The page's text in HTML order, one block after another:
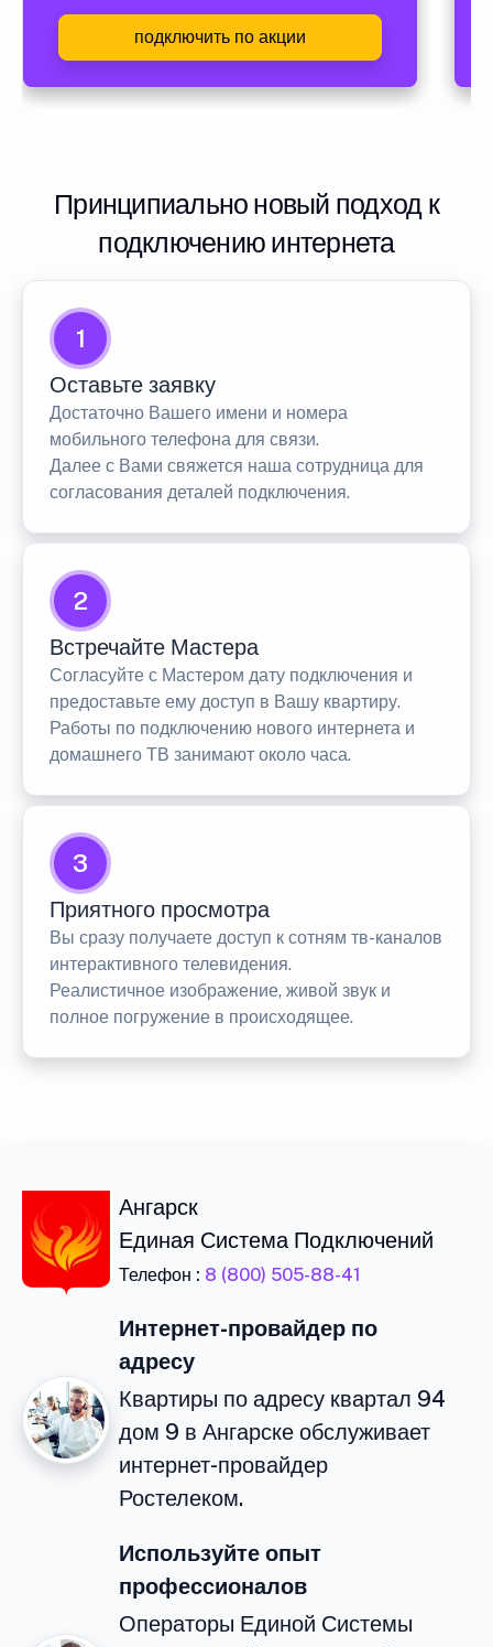
подключить по акции
Принципиально новый подход к
подключению интернета
1
Оставьте заявку
Достаточно Вашего имени и номера
мобильного телефона для связи.
Далее с Вами свяжется наша сотрудница для
согласования деталей подключения.
2
Встречайте Мастера
Согласуйте с Мастером дату подключения и
предоставьте ему доступ в Вашу квартиру.
Работы по подключению нового интернета и
домашнего ТВ занимают около часа.
3
Приятного просмотра
Вы сразу получаете доступ к сотням тв-каналов
интерактивного телевидения.
Реалистичное изображение, живой звук и
полное погружение в происходящее.
Ангарск
Единая Система Подключений
Телефон : 8 (800) 505-88-41
Интернет-провайдер по
адресу
Квартиры по адресу квартал 94
дом 9 в Ангарске обслуживает
интернет-провайдер
Ростелеком.
Используйте опыт
профессионалов
Операторы Единой Системы